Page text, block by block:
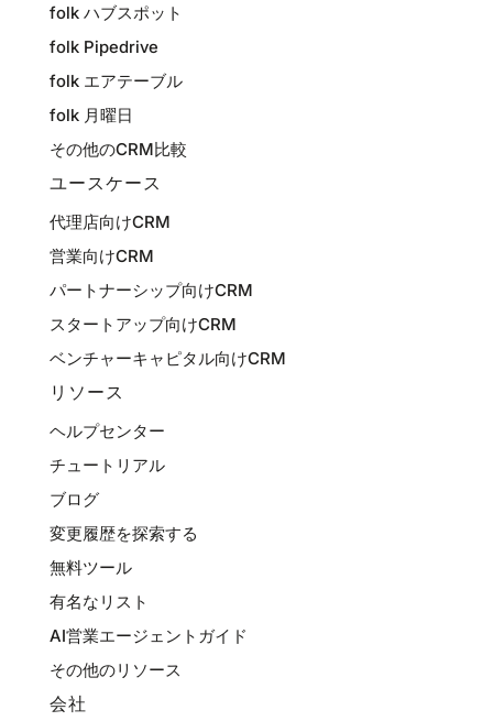
folk ハブスポット
folk Pipedrive
folk エアテーブル
folk 月曜日
その他のCRM比較
ユースケース
代理店向けCRM
営業向けCRM
パートナーシップ向けCRM
スタートアップ向けCRM
ベンチャーキャピタル向けCRM
リソース
ヘルプセンター
チュートリアル
ブログ
変更履歴を探索する
無料ツール
有名なリスト
AI営業エージェントガイド
その他のリソース
会社